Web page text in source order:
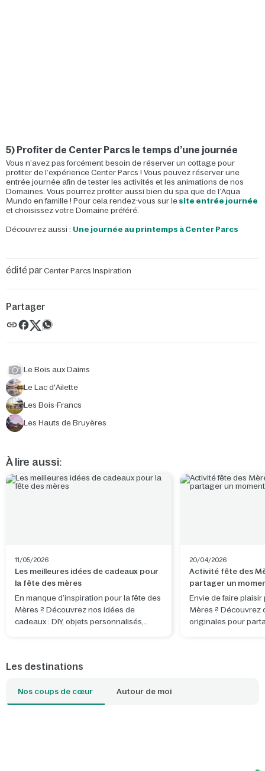
5) Profiter de Center Parcs le temps d’une journée
Vous n’avez pas forcément besoin de réserver un cottage pour
profiter de l’expérience Center Parcs ! Vous pouvez réserver une
entrée journée afin de tester les activités et les animations de nos
Domaines. Vous pourrez profiter aussi bien du spa que de l’Aqua
Mundo en famille ! Pour cela rendez-vous sur lesite entrée journée
et choisissez votre Domaine préféré.
Découvrez aussi : Une journée au printemps à Center Parcs
édité parCenter Parcs Inspiration
Le Bois aux Daims
Le Lac d'Ailette
Les Bois-Francs
Les Hauts de Bruyères
Partager
À lire aussi:
11/05/2026
Les meilleures idées de cadeaux pour
la fête des mères
En manque d’inspiration pour la fête des
Mères ? Découvrez nos idées de
cadeaux : DIY, objets personnalisés,
20/04/2026
Activité fête des
partager un
Envie de faire plaisir
Mères ? Découvrez
originales pour
Les destinations
Nos coups de cœur Autour de moi